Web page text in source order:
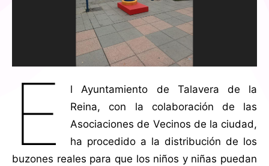
E
l Ayuntamiento de Talavera de la
Reina, con la colaboración de las
Asociaciones de Vecinos de la ciudad,
ha procedido a la distribución de los
buzones reales para que los niños y niñas puedan